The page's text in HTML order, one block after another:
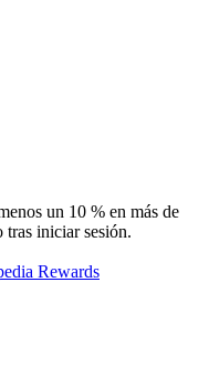
un 10 % en más de
tras iniciar sesión.
Rewards